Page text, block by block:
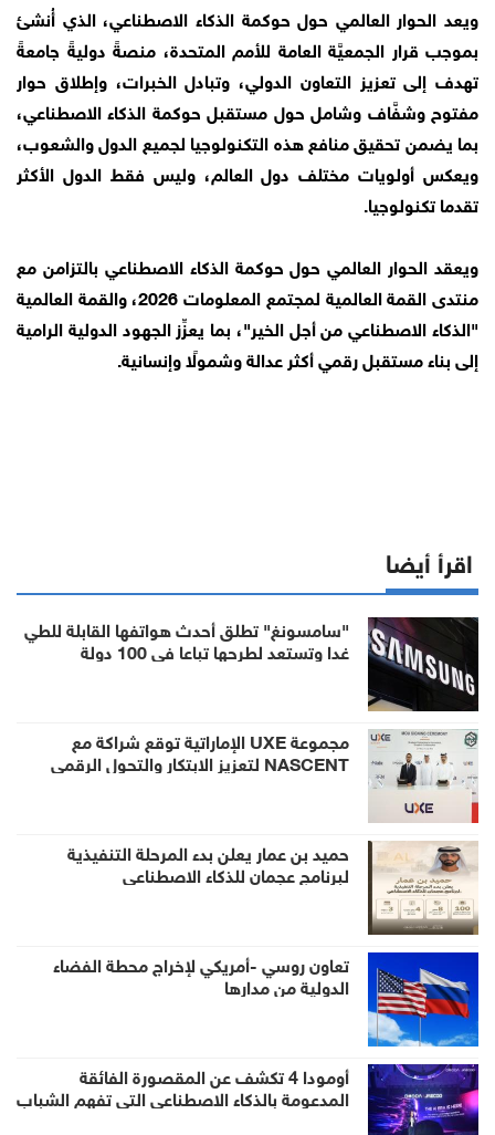
ويعد الحوار العالمي حول حوكمة الذكاء الاصطناعي، الذي أُنشئ
بموجب قرار الجمعيَّة العامة للأمم المتحدة، منصةً دوليةً جامعةً
تهدف إلى تعزيز التعاون الدولي، وتبادل الخبرات، وإطلاق حوار
مفتوح وشفَّاف وشامل حول مستقبل حوكمة الذكاء الاصطناعي،
بما يضمن تحقيق منافع هذه التكنولوجيا لجميع الدول والشعوب،
ويعكس أولويات مختلف دول العالم، وليس فقط الدول الأكثر
تقدما تكنولوجيا.
ويعقد الحوار العالمي حول حوكمة الذكاء الاصطناعي بالتزامن مع
منتدى القمة العالمية لمجتمع المعلومات 2026، والقمة العالمية
"الذكاء الاصطناعي من أجل الخير"، بما يعزِّز الجهود الدولية الرامية
إلى بناء مستقبل رقمي أكثر عدالة وشمولًا وإنسانية.
اقرأ أيضا
"سامسونغ" تطلق أحدث هواتفها القابلة للطي
غدا وتستعد لطرحها تباعا في 100 دولة
مجموعة UXE الإماراتية توقع شراكة مع
NASCENT لتعزيز الابتكار والتحول الرقمي
حميد بن عمار يعلن بدء المرحلة التنفيذية
لبرنامج عجمان للذكاء الاصطناعي
تعاون روسي -أمريكي لإخراج محطة الفضاء
الدولية من مدارها
أومودا 4 تكشف عن المقصورة الفائقة
المدعومة بالذكاء الاصطناعي التي تفهم الشباب
حول العالم قبيل إطلاقها في الإمارات